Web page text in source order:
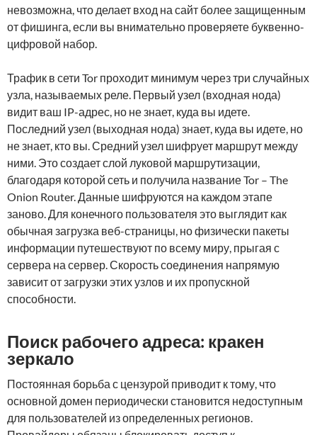
невозможна, что делает вход на сайт более защищенным
от фишинга, если вы внимательно проверяете буквенно-
цифровой набор.
Трафик в сети Tor проходит минимум через три случайных
узла, называемых реле. Первый узел (входная нода)
видит ваш IP-адрес, но не знает, куда вы идете.
Последний узел (выходная нода) знает, куда вы идете, но
не знает, кто вы. Средний узел шифрует маршрут между
ними. Это создает слой луковой маршрутизации,
благодаря которой сеть и получила название Tor – The
Onion Router. Данные шифруются на каждом этапе
заново. Для конечного пользователя это выглядит как
обычная загрузка веб-страницы, но физически пакеты
информации путешествуют по всему миру, прыгая с
сервера на сервер. Скорость соединения напрямую
зависит от загрузки этих узлов и их пропускной
способности.
Поиск рабочего адреса: кракен
зеркало
Постоянная борьба с цензурой приводит к тому, что
основной домен периодически становится недоступным
для пользователей из определенных регионов.